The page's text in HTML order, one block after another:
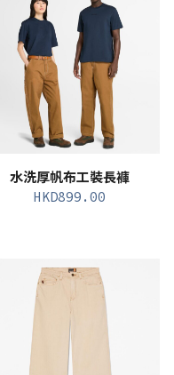
水洗厚帆布工裝長褲
HKD899.00